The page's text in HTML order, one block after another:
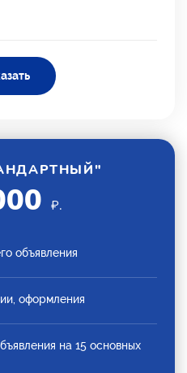
₽.
объявления
оформления
на 15 основных